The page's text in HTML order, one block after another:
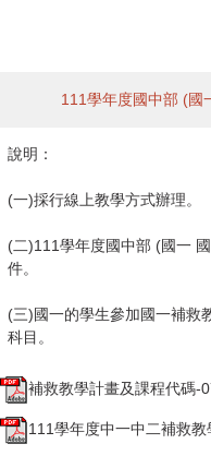
111學年度國中部 (國
說明：
(一)採行線上教學方式辦理。
(二)111學年度國中部 (國一
件。
(三)國一的學生參加國一補救
科目。
補救教學計畫及課程代碼-
111學年度中一中二補救